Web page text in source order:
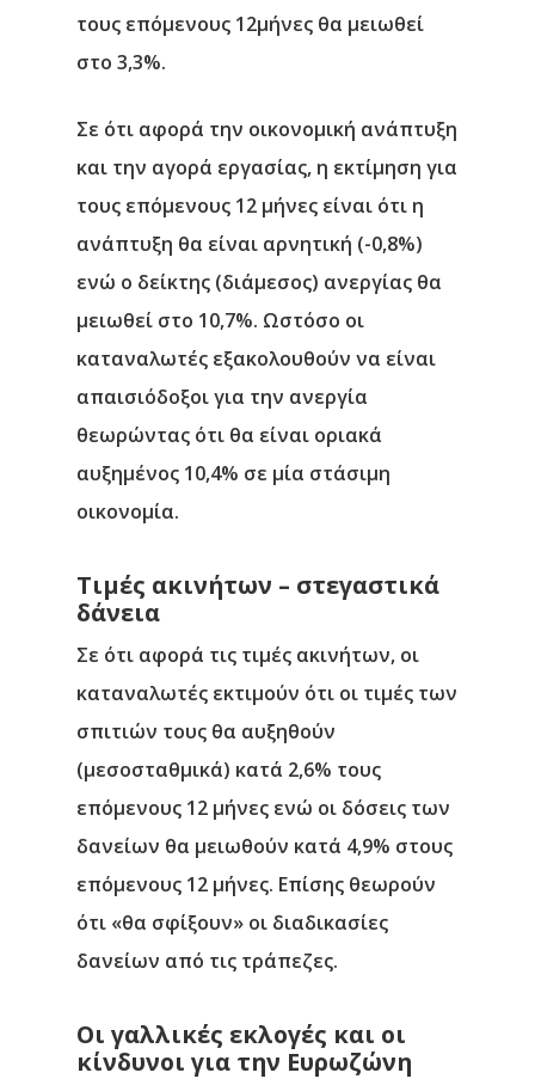
τους επόμενους 12μήνες θα μειωθεί
στο 3,3%.
Σε ότι αφορά την οικονομική ανάπτυξη
και την αγορά εργασίας, η εκτίμηση για
τους επόμενους 12 μήνες είναι ότι η
ανάπτυξη θα είναι αρνητική (-0,8%)
ενώ ο δείκτης (διάμεσος) ανεργίας θα
μειωθεί στο 10,7%. Ωστόσο οι
καταναλωτές εξακολουθούν να είναι
απαισιόδοξοι για την ανεργία
θεωρώντας ότι θα είναι οριακά
αυξημένος 10,4% σε μία στάσιμη
οικονομία.
Τιμές ακινήτων – στεγαστικά
δάνεια
Σε ότι αφορά τις τιμές ακινήτων, οι
καταναλωτές εκτιμούν ότι οι τιμές των
σπιτιών τους θα αυξηθούν
(μεσοσταθμικά) κατά 2,6% τους
επόμενους 12 μήνες ενώ οι δόσεις των
δανείων θα μειωθούν κατά 4,9% στους
επόμενους 12 μήνες. Επίσης θεωρούν
ότι «θα σφίξουν» οι διαδικασίες
δανείων από τις τράπεζες.
Οι γαλλικές εκλογές και οι
κίνδυνοι για την Ευρωζώνη
Αρχική
Υπηρεσίες
Επικοινωνία